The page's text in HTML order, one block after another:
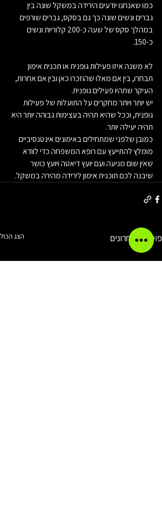
כמו שאנחנו יודעים הירידה במשקל שונה בין
גברים ונשים שונה כך גם בסקס, גברים שורפים
במהלך סקס של שעה כ-200 קלוריות ונשים
כ-150.
לא משנה איזו פעילות גופנית או תכנית אימון
תבחרו, בין אם מאלו שהוזכרו כאן ובין אם אחרות,
העיקר שתהיו פעילים גופנית.
יש יותר ויותר מחקרים על התועלות של פעילות
גופנית, וככל שהיא תהיה בעצימות גבוהה יותר היא
תהיה יעילה יותר.
כמובן שלפני שמתחילים באימונים אינטנסיביים
מומלץ להתייעץ עם רופא המשפחה כדי לוודא
שאין שום מניעה ועם יועץ דיאטה ויועץ כושר
שיבנה לכם תוכנית אימון לירידה מהירה במשקל.
פוסטים אחרונים הצג הכול